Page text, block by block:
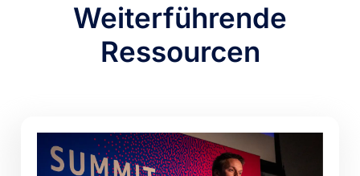
Weiterführende
Ressourcen